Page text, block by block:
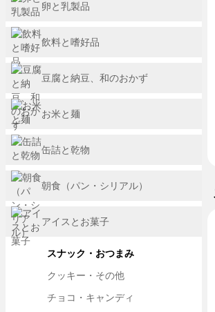
卵と乳製品
飲料と嗜好品
豆腐と納豆、和のおかず
お米と麺
缶詰と乾物
朝食（パン・シリアル）
アイスとお菓子
スナック・おつまみ
クッキー・その他
チョコ・キャンディ